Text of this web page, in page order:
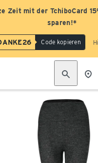
Zeit mit der TchiboCard
sparen!*
Code kopieren